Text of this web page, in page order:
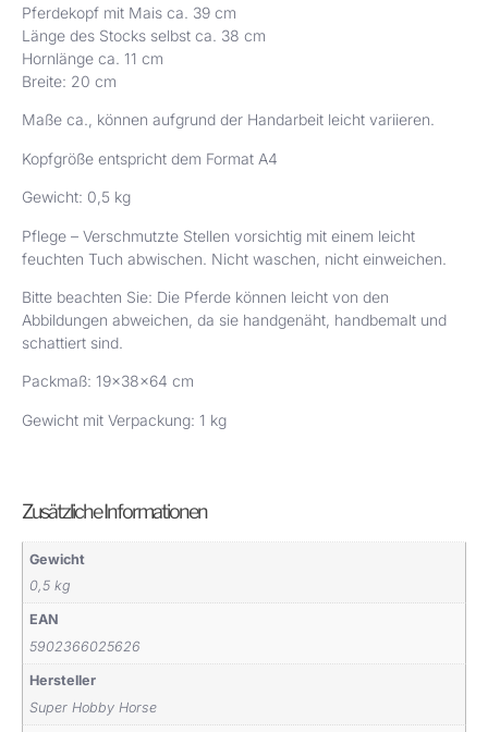
Pferdekopf mit Mais ca. 39 cm
Länge des Stocks selbst ca. 38 cm
Hornlänge ca. 11 cm
Breite: 20 cm
Maße ca., können aufgrund der Handarbeit leicht variieren.
Kopfgröße entspricht dem Format A4
Gewicht: 0,5 kg
Pflege – Verschmutzte Stellen vorsichtig mit einem leicht
feuchten Tuch abwischen. Nicht waschen, nicht einweichen.
Bitte beachten Sie: Die Pferde können leicht von den
Abbildungen abweichen, da sie handgenäht, handbemalt und
schattiert sind.
Packmaß: 19x38x64 cm
Gewicht mit Verpackung: 1 kg
Zusätzliche Informationen
Gewicht
0,5 kg
EAN
5902366025626
Hersteller
Super Hobby Horse